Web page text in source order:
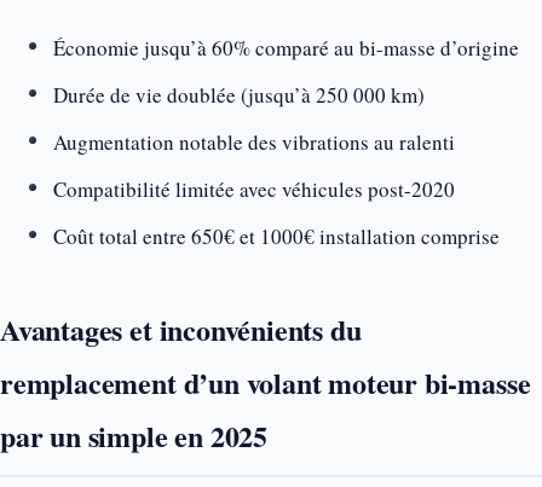
Économie jusqu’à 60% comparé au bi-masse d’origine
Durée de vie doublée (jusqu’à 250 000 km)
Augmentation notable des vibrations au ralenti
Compatibilité limitée avec véhicules post-2020
Coût total entre 650€ et 1000€ installation comprise
Avantages et inconvénients du
remplacement d’un volant moteur bi-masse
par un simple en 2025